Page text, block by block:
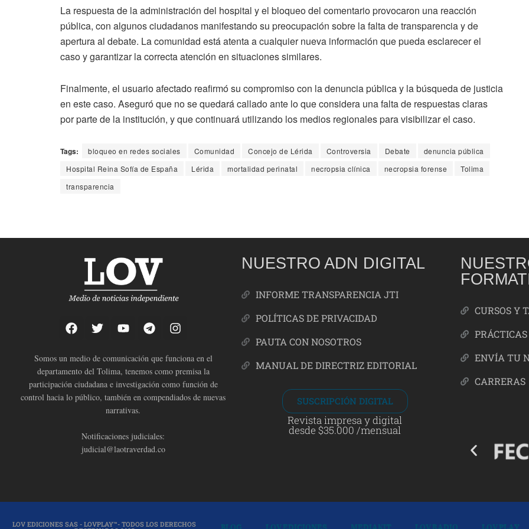
La respuesta de la administración del hospital y el bloqueo del comentario provocaron una reacción
pública, con algunos ciudadanos manifestando su preocupación sobre la falta de transparencia y de
apertura al debate. La comunidad está atenta a cualquier nueva información que pueda esclarecer el
caso y garantizar la correcta atención en situaciones similares.
Finalmente, el usuario afectado reafirmó su compromiso con la denuncia pública y la búsqueda de justicia
en este caso. Aseguró que no se quedará callado ante lo que considera una falta de respuestas claras
por parte de la institución, y que continuará utilizando los medios regionales para visibilizar el caso.
Tags: bloqueo en redes sociales Comunidad Concejo de Lérida Controversia Debate
denuncia pública
Hospital Reina Sofía de España
Lérida mortalidad perinatal necropsia clínica necropsia forense
Tolima
transparencia
Somos un medio de comunicación que funciona en el
departamento del Tolima, tenemos como premisa la
participación ciudadana e investigación como función de
control hacia lo público, también en compendiados de nuevas
narrativas.
Notificaciones judiciales:
judicial@laotraverdad.co
NUESTRO ADN DIGITAL
INFORME TRANSPARENCIA JTI
POLÍTICAS DE PRIVACIDAD
PAUTA CON NOSOTROS
MANUAL DE DIRECTRIZ EDITORIAL
SUSCRIPCIÓN DIGITAL
Revista impresa y digital
desde $35.000 /mensual
CURSOS Y
PRÁCTICAS
ENVÍA TU
CARRERAS
LOV EDICIONES SAS - LOVPLAY™- TODOS LOS DERECHOS